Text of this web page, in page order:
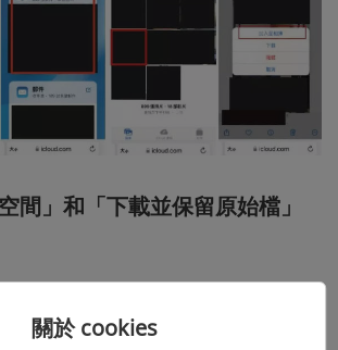
間」和「下載並保留原始檔」
「下載並保留原始檔」的選項，這兩者有
關於 cookies